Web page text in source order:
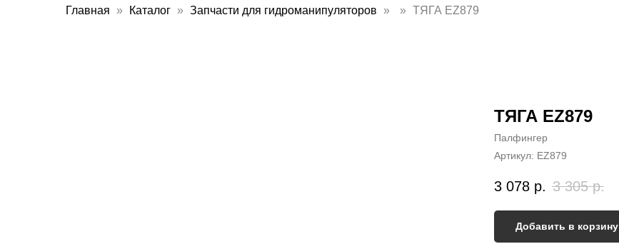
Главная Каталог Запчасти для гидроманипуляторов ТЯГА EZ879
ТЯГА EZ879
Палфингер
Артикул: EZ879
3 078 р. 3 305 р.
Добавить в корзину